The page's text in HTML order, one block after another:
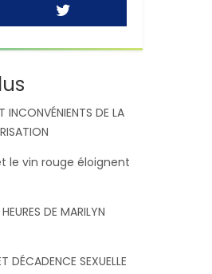
INCONVÉNIENTS DE LA
le vin rouge éloignent
HEURES DE MARILYN
DÉCADENCE SEXUELLE